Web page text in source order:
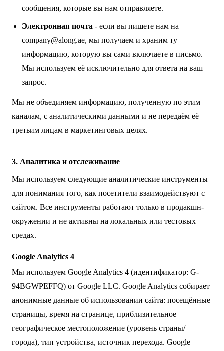
сообщения, которые вы нам отправляете.
Электронная почта - если вы пишете нам на
company@along.ae, мы получаем и храним ту
информацию, которую вы сами включаете в письмо.
Мы используем её исключительно для ответа на ваш
запрос.
Мы не объединяем информацию, полученную по этим
каналам, с аналитическими данными и не передаём её
третьим лицам в маркетинговых целях.
3. Аналитика и отслеживание
Мы используем следующие аналитические инструменты
для понимания того, как посетители взаимодействуют с
сайтом. Все инструменты работают только в продакшн-
окружении и не активны на локальных или тестовых
средах.
Google Analytics 4
Мы используем Google Analytics 4 (идентификатор: G-
94BGWPEFFQ) от Google LLC. Google Analytics собирает
анонимные данные об использовании сайта: посещённые
страницы, время на странице, приблизительное
географическое местоположение (уровень страны/
города), тип устройства, источник перехода. Google